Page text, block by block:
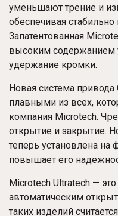
уменьшают трение и
обеспечивая
Запатентованная
высоким содержанием
удержание кромки.
Новая система
плавными из всех,
компания Microtech.
открытие и закрытие.
теперь установлена на
повышает его
Microtech Ultratech —
автоматическим
таких изделий